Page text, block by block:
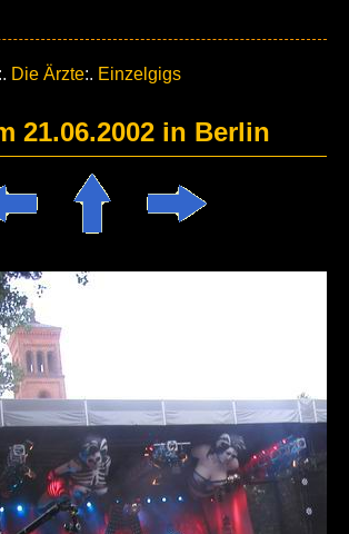
:. Die Ärzte:. Einzelgigs
21.06.2002 in Berlin